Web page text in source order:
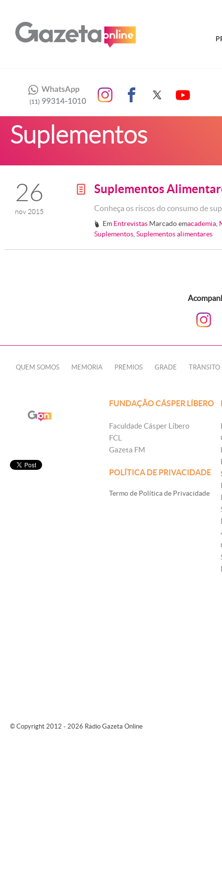
Suplementos
26
nov 2015
g Suplementos
Conheça os riscos do consumo de
# Em Entrevistas Marcado emacademia
Suplementos Suplementos alimentares
QUEM SOMOS MEMÓRIA PRÊMIOS GRADE TRÂNSITO
FUNDAÇÃO CÁSPER LÍBERO
Faculdade Cásper Líbero
FCL
Gazeta FM
POLÍTICA DE PRIVACIDADE
Termo de Política de Privacidade
© Copyright 2012 - 2026 Rádio Gazeta Online